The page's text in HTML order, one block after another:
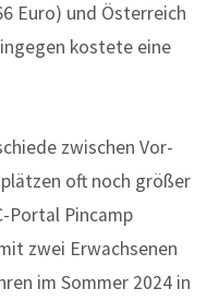
Euro) und Österreich
kostete eine
zwischen Vor-
oft noch größer
Portal Pincamp
zwei Erwachsenen
im Sommer 2024 in